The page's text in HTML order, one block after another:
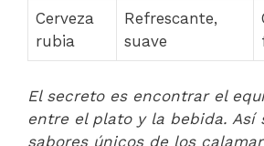
Cerveza
rubia
Refrescante,
suave
El secreto es encontrar el
entre el plato y la bebida. Así
sabores únicos de los